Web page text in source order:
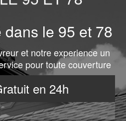
dans le 95 et 78
et notre experience un
pour toute couverture
en 24h